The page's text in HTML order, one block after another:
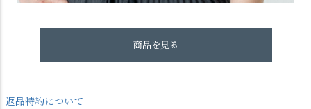
商品を見る
返品特約について